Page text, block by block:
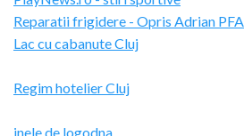
Reparatii frigidere - Opris Adrian PFA
Lac cu cabanute Cluj
Regim hotelier Cluj
inele de logodna